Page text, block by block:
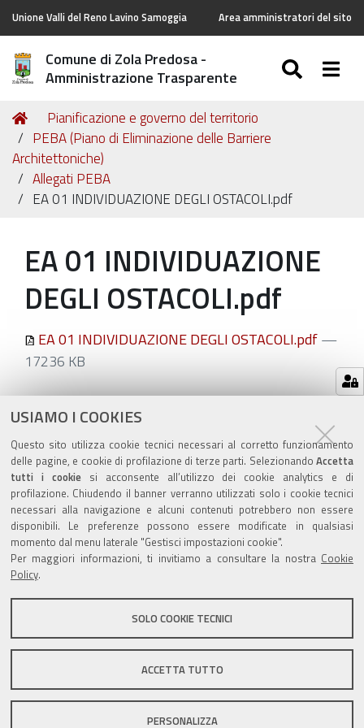
USIAMO I COOKIES
Questo sito utilizza cookie tecnici necessari al corretto funzionamento
delle pagine, e cookie di profilazione di terze parti. Selezionando Accetta
tutti i cookiesi acconsente all’utilizzo dei cookie analytics e di
profilazione. Chiudendo il banner verranno utilizzati solo i cookie tecnici
necessari alla navigazione e alcuni contenuti potrebbero non essere
disponibili. Le preferenze possono essere modificate in qualsiasi
momento dal menu laterale "Gestisci impostazioni cookie".
Per maggiori informazioni, ti invitiamo a consultare la nostra Cookie
Policy.
SOLO COOKIE TECNICI
ACCETTA TUTTO
PERSONALIZZA
Unione Valli del Reno Lavino Samoggia Area amministratori del sito
Comune di Zola Predosa -
Amministrazione Trasparente
Tu
sei
qui:
Home
Pianificazione e governo del territorio
PEBA (Piano di Eliminazione delle Barriere
Architettoniche)
Allegati PEBA
EA 01 INDIVIDUAZIONE DEGLI OSTACOLI.pdf
EA 01 INDIVIDUAZIONE
DEGLI OSTACOLI.pdf
EA 01 INDIVIDUAZIONE DEGLI OSTACOLI.pdf—
17236 KB
Azioni
sul
documento
ultima modifica 05/09/2025
Valuta questo sito
Sito istituzionale Comune di Zola Predosa